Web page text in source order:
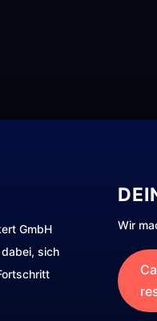
GmbH
sich
Wir